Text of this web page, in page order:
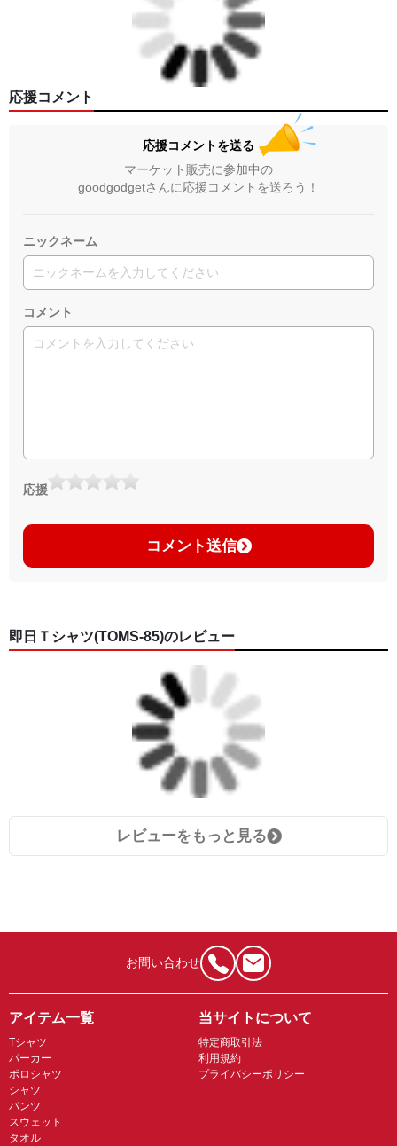
応援コメント
応援コメントを送る
マーケット販売に参加中の
goodgodgetさんに応援コメントを送ろう！
ニックネーム
コメント
応援
コメント送信
即日Ｔシャツ(TOMS-85)のレビュー
レビューをもっと見る
お問い合わせ
アイテム一覧
Tシャツ
パーカー
ポロシャツ
シャツ
パンツ
スウェット
タオル
当サイトについて
特定商取引法
利用規約
プライバシーポリシー